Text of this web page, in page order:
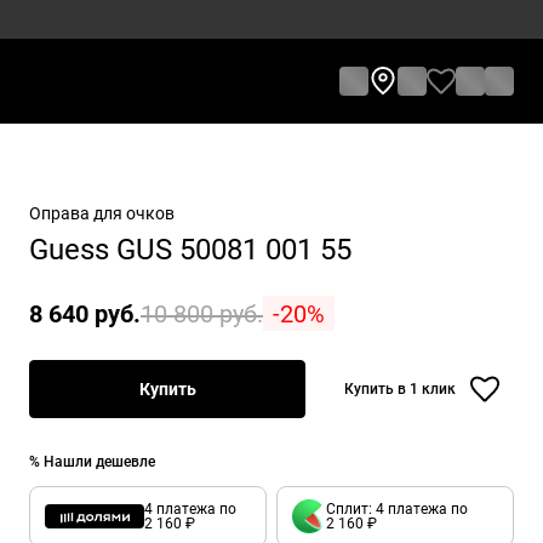
Оправа для очков
Guess GUS 50081 001 55
8 640 руб.10 800 руб. -20%
Купить Купить в 1 клик
% Нашли дешевле
4 платежа по
2 160 ₽
Сплит: 4 платежа по
2 160 ₽